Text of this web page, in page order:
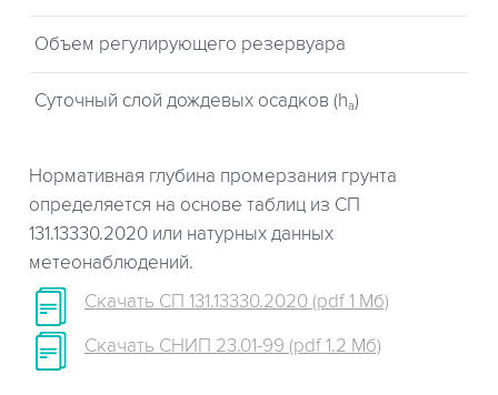
Объем регулирующего резервуара
Суточный слой дождевых осадков (ha)
Нормативная глубина промерзания грунта
определяется на основе таблиц из СП
131.13330.2020 или натурных данных
метеонаблюдений.
Скачать СП 131.13330.2020 (pdf 1 Мб)
Скачать СНИП 23.01-99 (pdf 1.2 Мб)